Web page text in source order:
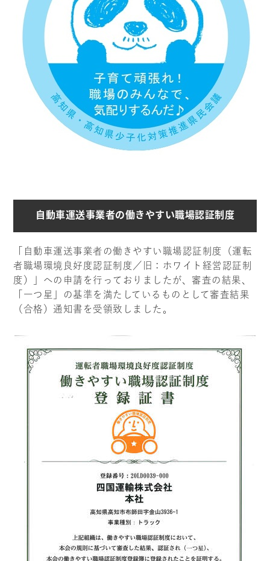
自動車運送事業者の働きやすい職場認証制度
「自動車運送事業者の働きやすい職場認証制度（運転
者職場環境良好度認証制度／旧：ホワイト経営認証制
度）」への申請を行っておりましたが、審査の結果、
「一つ星」の基準を満たしているものとして審査結果
（合格）通知書を受領致しました。